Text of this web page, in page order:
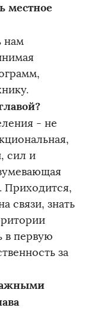
местное
нам
- не
сил и
Приходится,
связи, знать
в первую
за